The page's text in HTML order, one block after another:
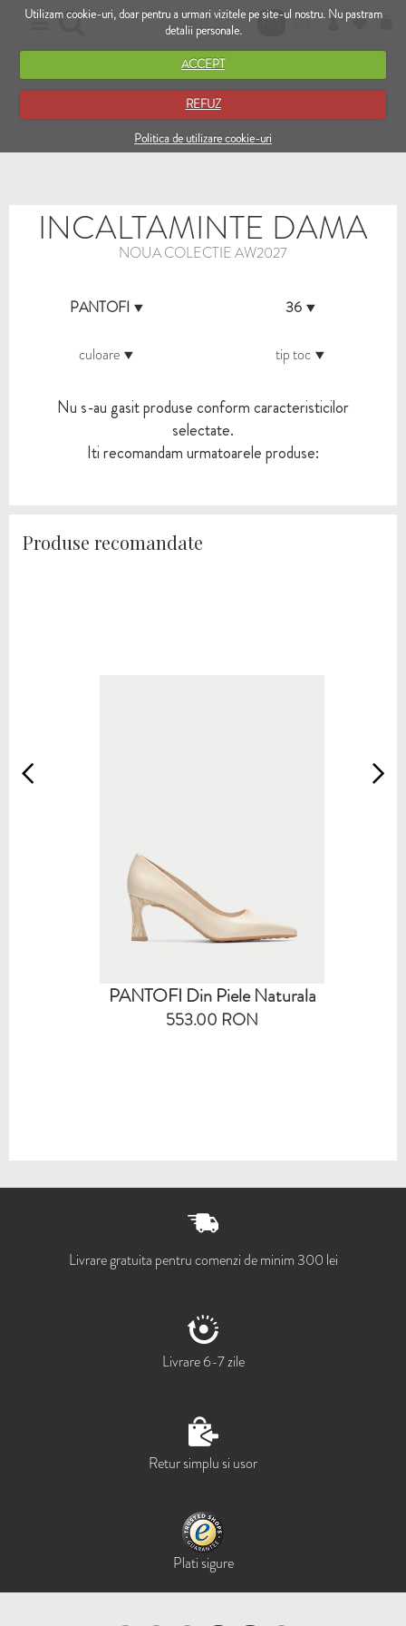
Utilizam cookie-uri, doar pentru a urmari vizitele pe site-ul nostru. Nu pastram
detalii personale.
ACCEPT
REFUZ
Politica de utilizare cookie-uri
RO EN
INCALTAMINTE DAMA
NOUA COLECTIE AW2027
PANTOFI 36
culoare tip toc
Nu s-au gasit produse conform caracteristicilor
selectate.
Iti recomandam urmatoarele produse:
Produse recomandate
PANTOFI Din Piele Naturala
553.00 RON
Livrare gratuita pentru comenzi de minim 300 lei
Livrare 6-7 zile
Retur simplu si usor
Plati sigure